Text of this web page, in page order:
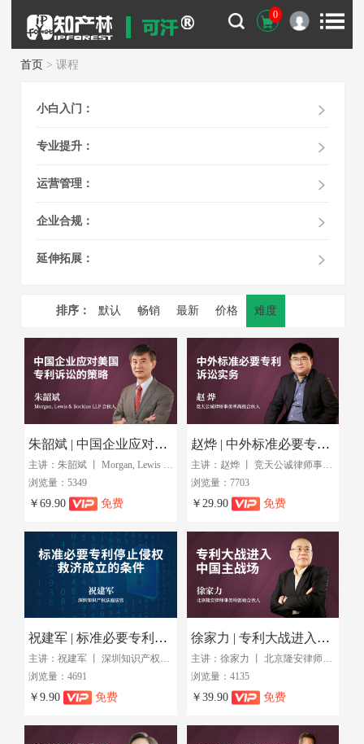
0
首页 > 课程
小白入门：
专业提升：
运营管理：
企业合规：
延伸拓展：
排序： 默认 畅销 最新 价格 难度
朱韶斌 | 中国企业应对美国专利诉讼的策略
主讲：朱韶斌 丨 Morgan, Lewis & Bockius LLP 合伙人
浏览量：5349
￥69.90 免费
赵烨 | 中外标准必要专利诉讼实务
主讲：赵烨 丨 竞天公诚律师事务所高级合伙人
浏览量：7703
￥29.90 免费
祝建军 | 标准必要专利停止侵权救济的条件
主讲：祝建军 丨 深圳知识产权法庭
浏览量：4691
￥9.90 免费
徐家力 | 专利大战进入中国主战场
主讲：徐家力 丨 北京隆安律师事务所创始合伙人
浏览量：4135
￥39.90 免费